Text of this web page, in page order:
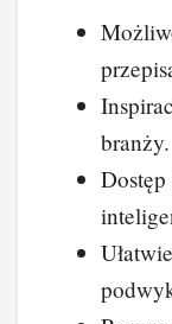
branży.